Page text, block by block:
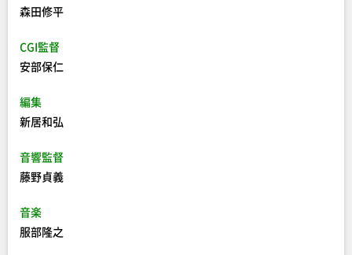
森田修平
CGI監督
安部保仁
編集
新居和弘
音響監督
藤野貞義
音楽
服部隆之